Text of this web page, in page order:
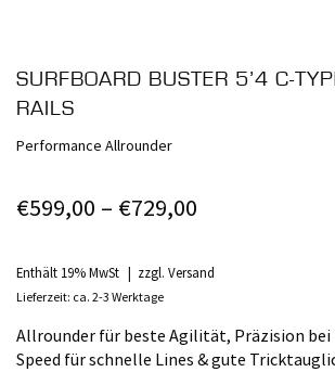
SURFBOARD BUSTER 5’4 C-
RAILS
Performance Allrounder
€599,00 – €729,00
bis
Enthält 19% MwSt zzgl. Versand
Lieferzeit: ca. 2-3 Werktage
Allrounder für beste Agilität, Präzision bei
Speed für schnelle Lines & gute